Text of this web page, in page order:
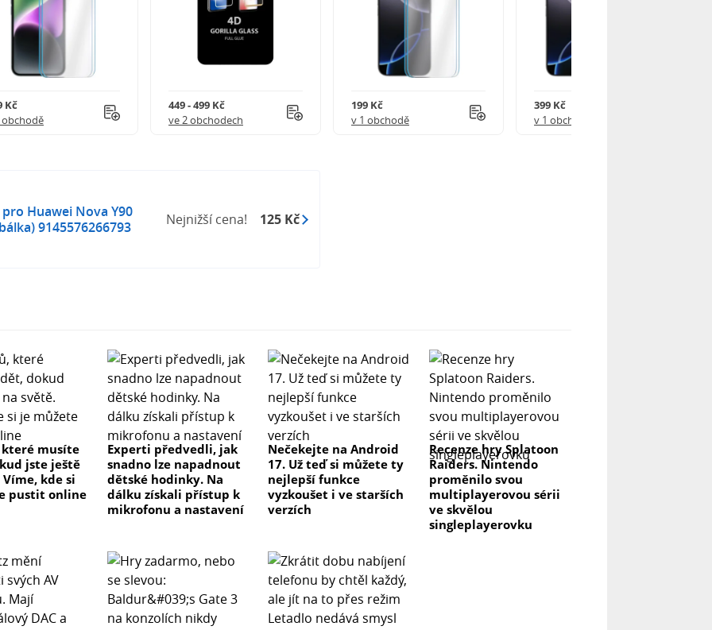
Kč
obchodě
449 - 499 Kč
ve 2 obchodech
199 Kč
v 1 obchodě
399 Kč
v 1 obchodě
Huawei Nova Y90
9145576266793
Nejnižší cena! 125 Kč
musíte
jste ještě
kde si
pustit online
Experti předvedli, jak
snadno lze napadnout
dětské hodinky. Na
dálku získali přístup k
mikrofonu a nastavení
Nečekejte na Android
17. Už teď si můžete ty
nejlepší funkce
vyzkoušet i ve starších
verzích
Recenze hry Splatoon
Raiders. Nintendo
proměnilo svou
multiplayerovou sérii
ve skvělou
singleplayerovku